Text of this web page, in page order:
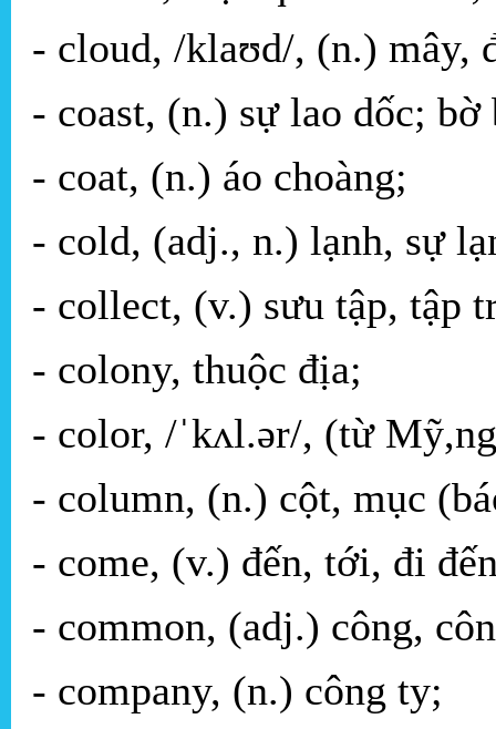
- cloud, /klaʊd/, (n.) mây,
- coast, (n.) sự lao dốc; bờ
- coat, (n.) áo choàng;
- cold, (adj., n.) lạnh, sự
- collect, (v.) sưu tập, tập
- colony, thuộc địa;
- color, /ˈkʌl.ər/, (từ
- column, (n.) cột, mục
- come, (v.) đến, tới, đi
- common, (adj.) công,
- company, (n.) công ty;